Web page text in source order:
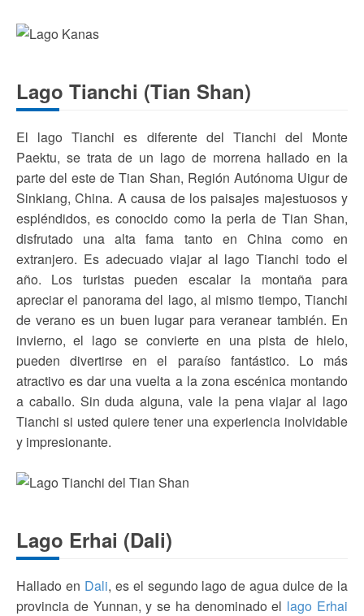
Lago Tianchi (Tian Shan)
El lago Tianchi es diferente del Tianchi del Monte
Paektu, se trata de un lago de morrena hallado en la
parte del este de Tian Shan, Región Autónoma Uigur de
Sinkiang, China. A causa de los paisajes majestuosos y
espléndidos, es conocido como la perla de Tian Shan,
disfrutado una alta fama tanto en China como en
extranjero. Es adecuado viajar al lago Tianchi todo el
año. Los turistas pueden escalar la montaña para
apreciar el panorama del lago, al mismo tiempo, Tianchi
de verano es un buen lugar para veranear también. En
invierno, el lago se convierte en una pista de hielo,
pueden divertirse en el paraíso fantástico. Lo más
atractivo es dar una vuelta a la zona escénica montando
a caballo. Sin duda alguna, vale la pena viajar al lago
Tianchi si usted quiere tener una experiencia inolvidable
y impresionante.
Lago Erhai (Dali)
Hallado en Dali, es el segundo lago de agua dulce de la
provincia de Yunnan, y se ha denominado el lago Erhai